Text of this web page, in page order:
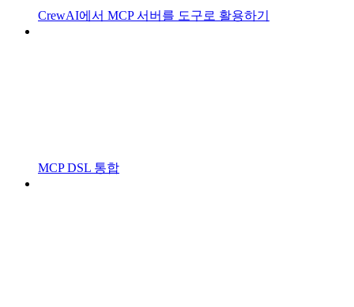
CrewAI에서 MCP 서버를 도구로 활용하기
MCP DSL 통합